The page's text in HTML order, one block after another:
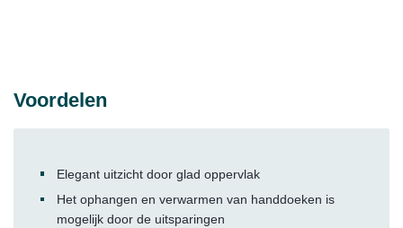
Voordelen
Elegant uitzicht door glad oppervlak
Het ophangen en verwarmen van handdoeken is
mogelijk door de uitsparingen